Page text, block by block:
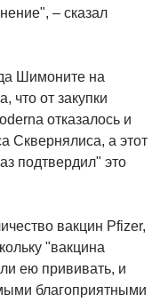
– сказал
Шимоните на
что от закупки
отказалось и
Сквернялиса, а этот
подтвердил" это
вакцин Pfizer,
"вакцина
ею прививать, и
благоприятными